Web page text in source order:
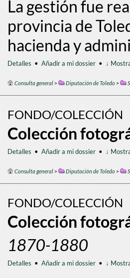
La gestión fue
provincia de
hacienda y
Detalles • Añadir a mi dossier • ↓
Consulta general> Diputación de Toledo>
FONDO/COLECCIÓN
Colección
Detalles • Añadir a mi dossier • ↓
Consulta general> Diputación de Toledo>
FONDO/COLECCIÓN
Colección
1870-1880
Detalles • Añadir a mi dossier • ↓